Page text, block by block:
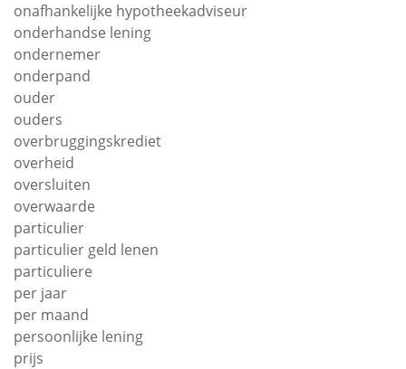
onafhankelijke hypotheekadviseur
onderhandse lening
ondernemer
onderpand
ouder
ouders
overbruggingskrediet
overheid
oversluiten
overwaarde
particulier
particulier geld lenen
particuliere
per jaar
per maand
persoonlijke lening
prijs